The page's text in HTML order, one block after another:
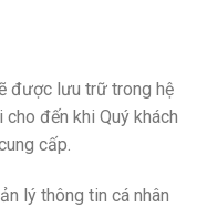
được lưu trữ trong hệ
đến khi Quý khách
cấp.
lý thông tin cá nhân